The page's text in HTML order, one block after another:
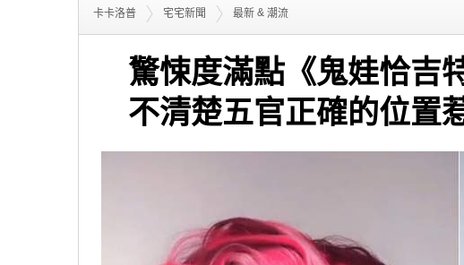
卡卡洛普 宅宅新聞 最新 & 潮流
驚悚度滿點《鬼娃恰吉
不清楚五官正確的位置